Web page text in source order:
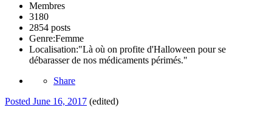
Membres
3180
2854 posts
Genre:Femme
Localisation:"Là où on profite d'Halloween pour se
débarasser de nos médicaments périmés."
Share
Posted June 16, 2017 (edited)